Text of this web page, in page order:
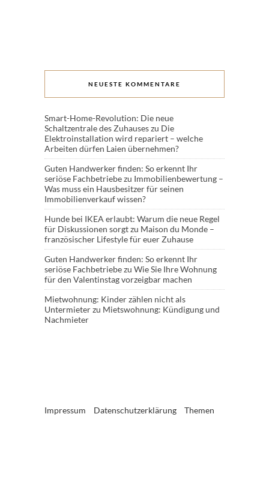
NEUESTE KOMMENTARE
Smart-Home-Revolution: Die neue
Schaltzentrale des Zuhauseszu Die
Elektroinstallation wird repariert – welche
Arbeiten dürfen Laien übernehmen?
Guten Handwerker finden: So erkennt Ihr
seriöse Fachbetriebezu Immobilienbewertung –
Was muss ein Hausbesitzer für seinen
Immobilienverkauf wissen?
Hunde bei IKEA erlaubt: Warum die neue Regel
für Diskussionen sorgtzu Maison du Monde –
französischer Lifestyle für euer Zuhause
Guten Handwerker finden: So erkennt Ihr
seriöse Fachbetriebezu Wie Sie Ihre Wohnung
für den Valentinstag vorzeigbar machen
Mietwohnung: Kinder zählen nicht als
Untermieterzu Mietswohnung: Kündigung und
Nachmieter
Impressum Datenschutzerklärung Themen